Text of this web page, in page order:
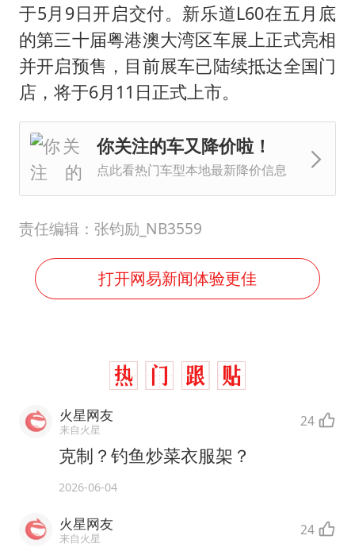
于5月9日开启交付。新乐道L60在五月底
的第三十届粤港澳大湾区车展上正式亮相
并开启预售，目前展车已陆续抵达全国门
店，将于6月11日正式上市。
你关注的车又降价啦！
点此看热门车型本地最新降价信息
责任编辑：张钧励_NB3559
打开网易新闻体验更佳
火星网友
来自火星 24
克制？钓鱼炒菜衣服架？
2026-06-04
火星网友
来自火星 24